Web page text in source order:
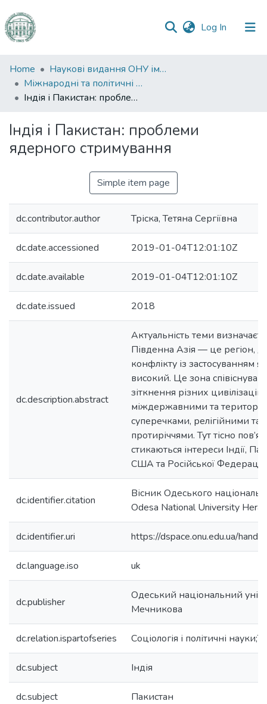
Log In (current)
Communities
&
Collections
Statistics
Home
Наукові видання ОНУ імені І. І. Мечникова
Міжнародні та політичні дослідження
Індія і Пакистан: проблеми ядерного стримування
Індія і Пакистан: проблеми
ядерного стримування
Simple item page
dc.contributor.author Тріска, Тетяна Сергіївна
dc.date.accessioned 2019-01-04T12:01:10Z
dc.date.available 2019-01-04T12:01:10Z
dc.date.issued 2018
dc.description.abstract
Актуальність теми
Південна Азія — це регіон,
конфлікту із застосуванням
високий. Це зона
зіткнення різних
міждержавними та
суперечками, релігійними та
протиріччями. Тут тісно
стикаються інтереси Індії,
США та Російської Федерації.
dc.identifier.citation
Вісник Одеського
Odesa National University
dc.identifier.uri https://dspace.onu.edu.ua/
dc.language.iso uk
dc.publisher
Одеський національний
Мечникова
dc.relation.ispartofseries Соціологія і політичні
dc.subject Індія
dc.subject Пакистан